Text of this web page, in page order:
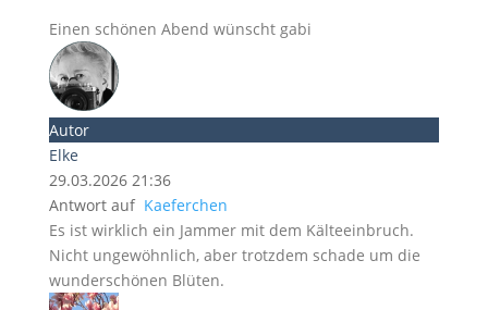
Einen schönen Abend wünscht gabi
Autor
Elke
29.03.2026 21:36
Antwort auf Kaeferchen
Es ist wirklich ein Jammer mit dem Kälteeinbruch.
Nicht ungewöhnlich, aber trotzdem schade um die
wunderschönen Blüten.